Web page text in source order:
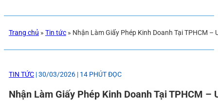
Trang chủ » Tin tức » Nhận Làm Giấy Phép Kinh Doanh Tại TPHCM –
TIN TỨC | 30/03/2026 | 14 PHÚT ĐỌC
Nhận Làm Giấy Phép Kinh Doanh Tại TPHCM –